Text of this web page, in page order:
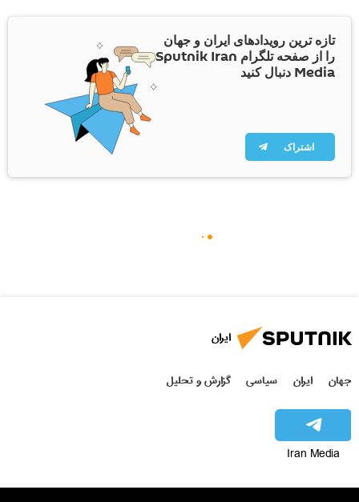
تازه ترین رویدادهای ایران و جهان
را از صفحه تلگرام Sputnik Iran
Media دنبال کنید
اشتراک
ایران
جهان ایران سیاسی گزارش و تحلیل
Iran Media